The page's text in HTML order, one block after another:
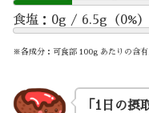
食塩：0g / 6.5g（0%）
※各成分：可食部 100g あたりの含
「1日の摂